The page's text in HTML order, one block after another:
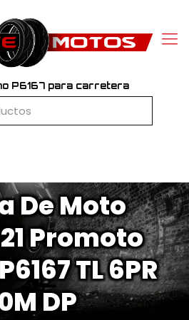
P6167 para carretera
De Moto
Promoto
TL 6PR
DP